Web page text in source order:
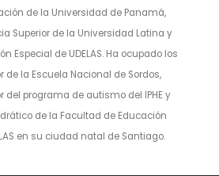
de la Universidad de Panamá,
Superior de la Universidad Latina y
Especial de UDELAS. Ha ocupado los
de la Escuela Nacional de Sordos,
del programa de autismo del IPHE y
de la Facultad de Educación
en su ciudad natal de Santiago.